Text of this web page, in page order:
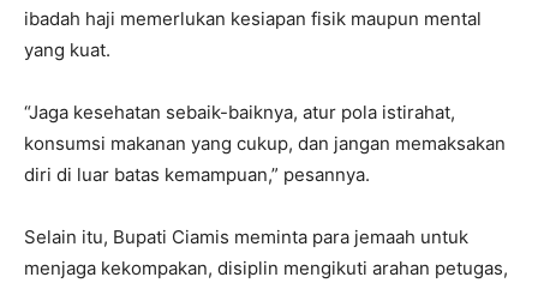
ibadah haji memerlukan kesiapan fisik maupun mental
yang kuat.
“Jaga kesehatan sebaik-baiknya, atur pola istirahat,
konsumsi makanan yang cukup, dan jangan memaksakan
diri di luar batas kemampuan,” pesannya.
Selain itu, Bupati Ciamis meminta para jemaah untuk
menjaga kekompakan, disiplin mengikuti arahan petugas,